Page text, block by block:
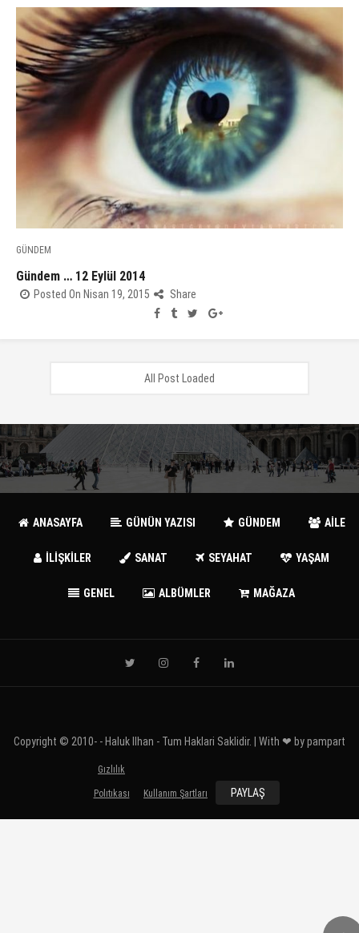
GÜNDEM
Gündem … 12 Eylül 2014
Posted On Nisan 19, 2015 Share
All Post Loaded
ANASAYFA GÜNÜN YAZISI GÜNDEM AİLE
İLİŞKİLER SANAT SEYAHAT YAŞAM
GENEL ALBÜMLER MAĞAZA
Copyright © 2010- - Haluk Ilhan - Tum Haklari Saklidir. | With ❤ bypampart
Gızlılık
Polıtıkası Kullanım Şartları PAYLAŞ